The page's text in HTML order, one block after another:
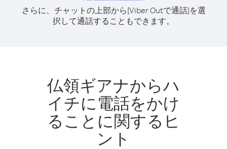
さらに、チャットの上部から[Viber Outで通話]を選
択して通話することもできます。
仏領ギアナからハ
イチに電話をかけ
ることに関するヒ
ント